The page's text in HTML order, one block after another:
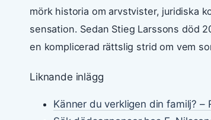
mörk historia om arvstvister, juridiska
sensation. Sedan Stieg Larssons död
en komplicerad rättslig strid om vem
Liknande inlägg
Känner du verkligen din familj? –